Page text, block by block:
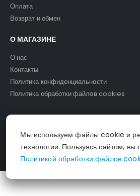
Оплата
Возврат и обмен
О МАГАЗИНЕ
О нас
Контакты
Политика конфиденциальности
Политика обработки файлов cookies
© Светомузыка. 2025.
Мы используем файлы cookie и
технологии. Пользуясь сайтом, вы
Политикой обработки файлов